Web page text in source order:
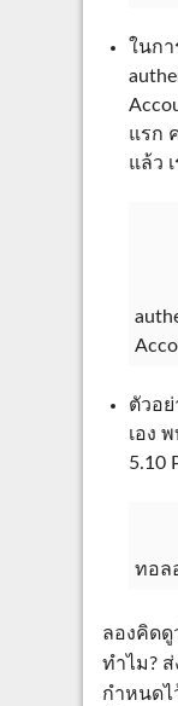
ในกา
แรก
แล้ว
ตัวอย่
เอง
5.10
ทอล
ลองคิดดู
ทำไม?
กำหนดไ